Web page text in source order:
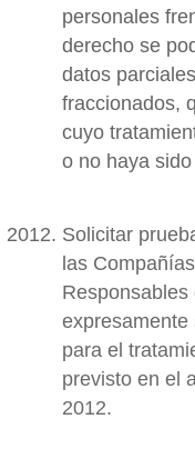
personales
derecho se
datos
fraccionados,
cuyo
o no haya
Solicitar
las
expresamente
para el
previsto en el
2012.